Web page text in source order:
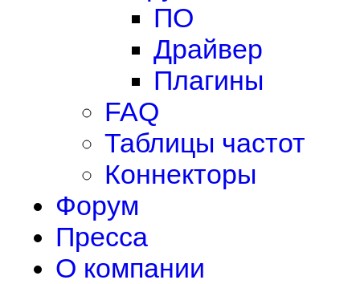
ПО
Драйвер
Плагины
FAQ
Таблицы частот
Коннекторы
Форум
Пресса
О компании